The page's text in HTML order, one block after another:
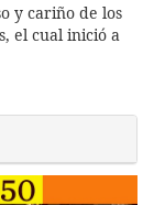
y cariño de los
el cual inició a